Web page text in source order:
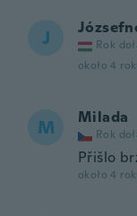
J Rok
około 4
M Milada
Rok
Přišlo
około 4